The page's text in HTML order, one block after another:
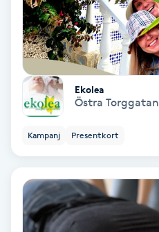
Fransar
Fransborttagning
Fransfärgning
Fransförlängning
Fransförlängning Volym
Ekolea
Östra Torggatan
Kampanj Presentkort